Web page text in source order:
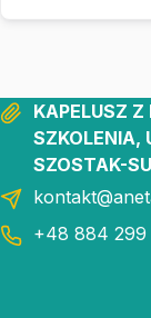
KAPELUSZ
SZKOLENIA,
SZOSTAK-
+48 884 299